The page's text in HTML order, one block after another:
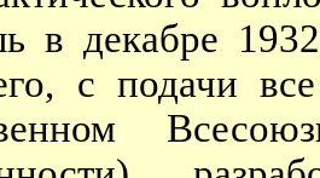
в декабре
с подачи